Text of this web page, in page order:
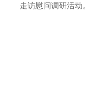
走访慰问调研活动。